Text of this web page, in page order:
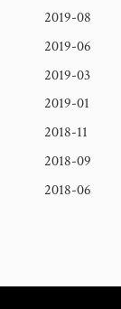
2019-08
2019-06
2019-03
2019-01
2018-11
2018-09
2018-06